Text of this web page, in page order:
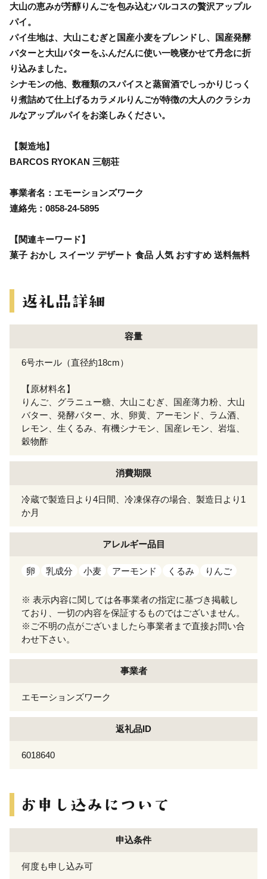
大山の恵みが芳醇りんごを包み込むバルコスの贅沢アップル
パイ。
パイ生地は、大山こむぎと国産小麦をブレンドし、国産発酵
バターと大山バターをふんだんに使い一晩寝かせて丹念に折
り込みました。
シナモンの他、数種類のスパイスと蒸留酒でしっかりじっく
り煮詰めて仕上げるカラメルりんごが特徴の大人のクラシカ
ルなアップルパイをお楽しみください。
【製造地】
BARCOS RYOKAN 三朝荘
事業者名：エモーションズワーク
連絡先：0858-24-5895
【関連キーワード】
菓子 おかし スイーツ デザート 食品 人気 おすすめ 送料無料
容量
6号ホール（直径約18cm）
【原材料名】
りんご、グラニュー糖、大山こむぎ、国産薄力粉、大山
バター、発酵バター、水、卵黄、アーモンド、ラム酒、
レモン、生くるみ、有機シナモン、国産レモン、岩塩、
穀物酢
消費期限
冷蔵で製造日より4日間、冷凍保存の場合、製造日より1
か月
アレルギー品目
卵 乳成分 小麦 アーモンド くるみ りんご
※ 表示内容に関しては各事業者の指定に基づき掲載し
ており、一切の内容を保証するものではございません。
※ご不明の点がございましたら事業者まで直接お問い合
わせ下さい。
事業者
エモーションズワーク
返礼品ID
6018640
申込条件
何度も申し込み可